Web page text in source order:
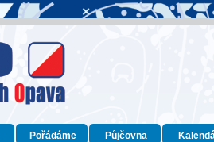
Pořádáme Půjčovna